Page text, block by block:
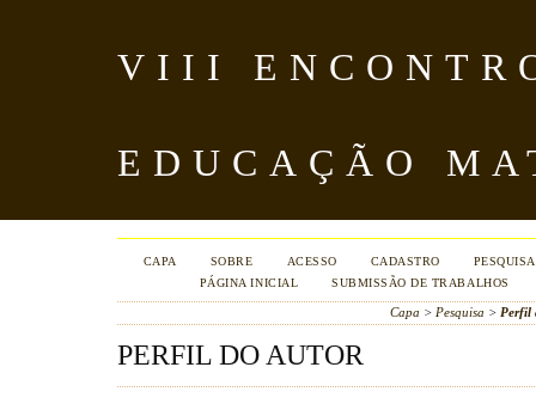
VIII
EDUCAÇÃO
CAPA SOBRE ACESSO CADASTRO
PESQUISA
PÁGINA INICIAL
SUBMISSÃO DE TRABALHOS
Capa > Pesquisa > Perfil
PERFIL DO AUTOR